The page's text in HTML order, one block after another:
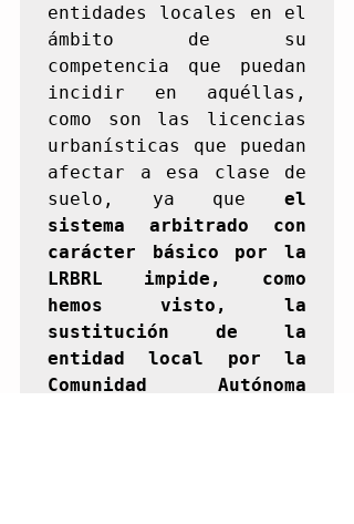
entidades locales en el
ámbito de su
competencia que puedan
incidir en aquéllas,
como son las licencias
urbanísticas que puedan
afectar a esa clase de
suelo, ya que el
sistema arbitrado con
carácter básico por la
LRBRL impide, como
hemos visto, la
sustitución de la
entidad local por la
Comunidad Autónoma